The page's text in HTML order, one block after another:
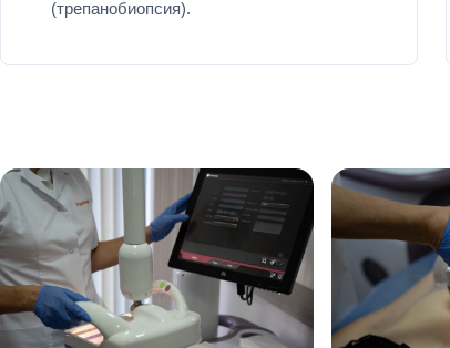
(трепанобиопсия).